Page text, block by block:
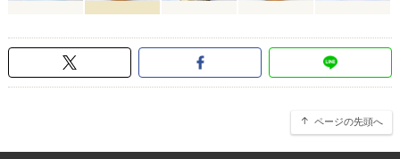
ページの先頭へ